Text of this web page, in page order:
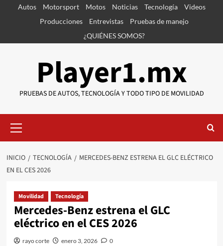
SaltarAutos Motorsport Motos Noticias Tecnología
Videos
Producciones
Entrevistas
Pruebas de manejo
¿QUIÉNES SOMOS?
Player1.mx
PRUEBAS DE AUTOS, TECNOLOGÍA Y TODO TIPO DE MOVILIDAD
primario
INICIO TECNOLOGÍA
MERCEDES-BENZ ESTRENA EL GLC ELÉCTRICO
EN EL CES 2026
Movilidad Tecnología
Mercedes-Benz estrena el GLC
eléctrico en el CES 2026
rayo corte enero 3, 2026 0